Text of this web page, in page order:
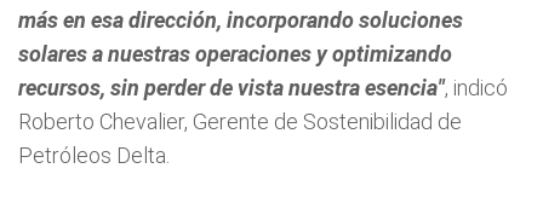
más en esa dirección, incorporando soluciones
solares a nuestras operaciones y optimizando
recursos, sin perder de vista nuestra esencia", indicó
Roberto Chevalier, Gerente de Sostenibilidad de
Petróleos Delta.